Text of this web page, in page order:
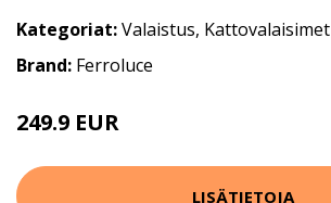
Kategoriat:Valaistus, Kattovalaisimet
Brand: Ferroluce
249.9 EUR
LISÄTIETOJA